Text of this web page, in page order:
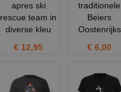
apres ski
rescue team in
diverse kleu
€ 12,95
traditionele
Beiers
Oostenrijks
€ 6,00